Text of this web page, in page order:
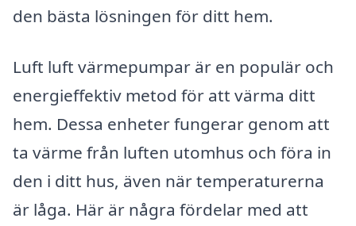
den bästa lösningen för ditt hem.
Luft luft värmepumpar är en populär och
energieffektiv metod för att värma ditt
hem. Dessa enheter fungerar genom att
ta värme från luften utomhus och föra in
den i ditt hus, även när temperaturerna
är låga. Här är några fördelar med att